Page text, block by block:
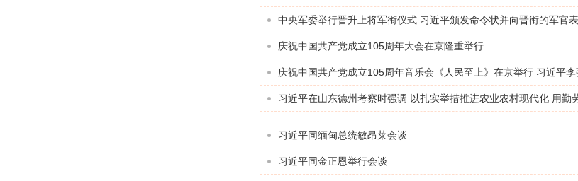
中央军委举行晋升上将军衔仪式 习近平颁发命令状并向晋衔的军官
庆祝中国共产党成立105周年大会在京隆重举行
庆祝中国共产党成立105周年音乐会《人民至上》在京举行 习近平
习近平在山东德州考察时强调 以扎实举措推进农业农村现代化 用勤
习近平同缅甸总统敏昂莱会谈
习近平同金正恩举行会谈